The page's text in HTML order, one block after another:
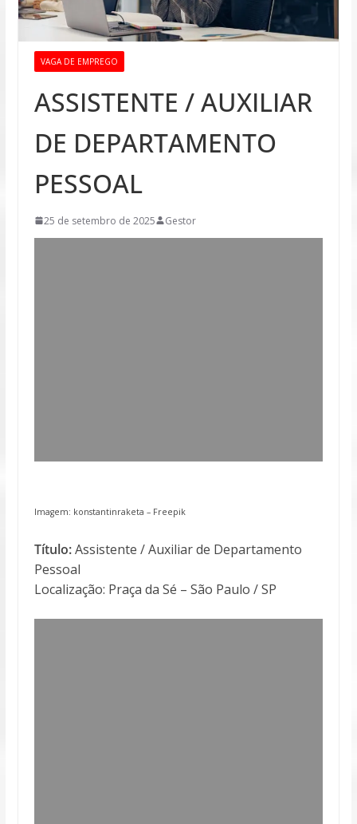
VAGA DE EMPREGO
ASSISTENTE / AUXILIAR
DE DEPARTAMENTO
PESSOAL
25 de setembro de 2025 Gestor
Imagem: konstantinraketa – Freepik
Título:Assistente / Auxiliar de Departamento
Pessoal
Localização: Praça da Sé – São Paulo / SP